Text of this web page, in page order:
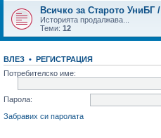
Всичко за Старото УниБГ
Историята продалжава...
Теми: 12
ВЛЕЗ • РЕГИСТРАЦИЯ
Потребителско име:
Парола:
Забравих си паролата